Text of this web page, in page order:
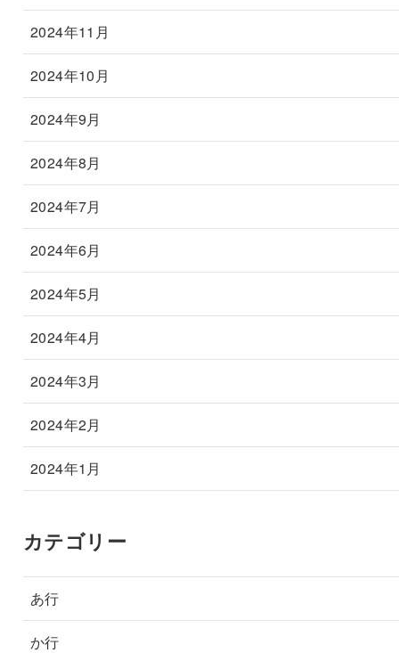
2024年11月
2024年10月
2024年9月
2024年8月
2024年7月
2024年6月
2024年5月
2024年4月
2024年3月
2024年2月
2024年1月
カテゴリー
あ行
か行